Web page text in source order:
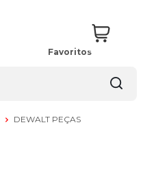
Favoritos
DEWALT PEÇAS